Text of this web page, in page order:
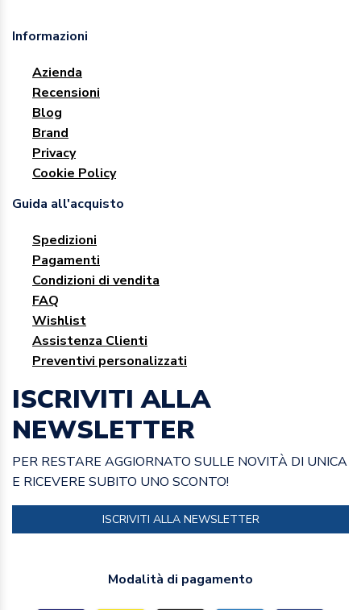
Informazioni
Azienda
Recensioni
Blog
Brand
Privacy
Cookie Policy
Guida all'acquisto
Spedizioni
Pagamenti
Condizioni di vendita
FAQ
Wishlist
Assistenza Clienti
Preventivi personalizzati
ISCRIVITI ALLA
NEWSLETTER
PER RESTARE AGGIORNATO SULLE NOVITÀ DI UNICA
E RICEVERE SUBITO UNO SCONTO!
ISCRIVITI ALLA NEWSLETTER
Modalità di pagamento